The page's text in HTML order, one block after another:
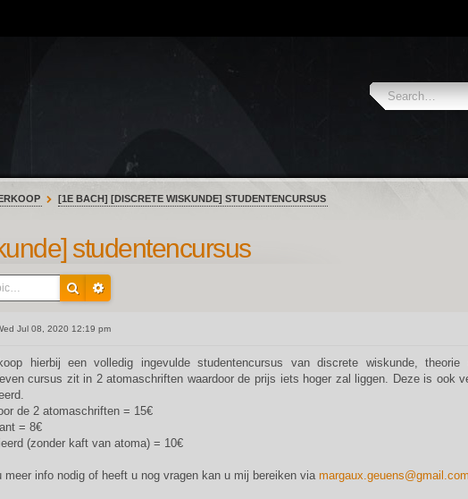
[1E BACH] [DISCRETE WISKUNDE] STUDENTENCURSUS
studentencursus
Jul 08, 2020 12:19 pm
hierbij een volledig ingevulde studentencursus van discrete wiskunde, theorie
cursus zit in 2 atomaschriften waardoor de prijs iets hoger zal liggen. Deze is ook
de 2 atomaschriften = 15€
= 8€
(zonder kaft van atoma) = 10€
meer info nodig of heeft u nog vragen kan u mij bereiken via margaux.geuens@gmail.com